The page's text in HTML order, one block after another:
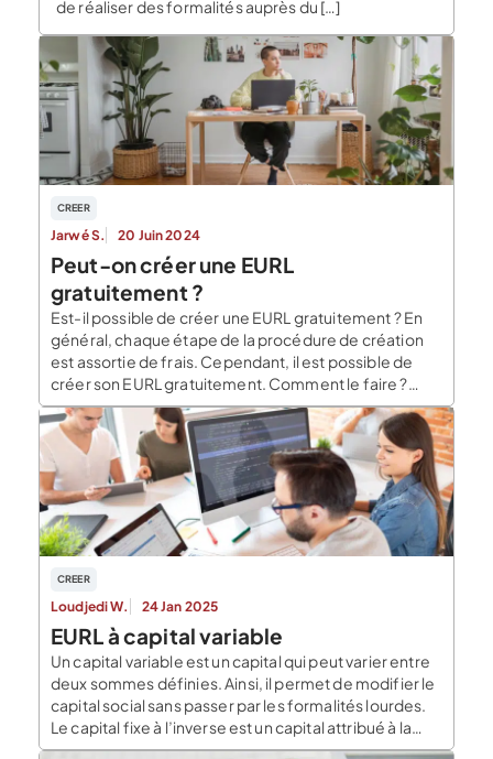
de réaliser des formalités auprès du […]
CREER
Jarwé S. 20 Juin 2024
Peut-on créer une EURL
gratuitement ?
Est-il possible de créer une EURL gratuitement ? En
général, chaque étape de la procédure de création
est assortie de frais. Cependant, il est possible de
créer son EURL gratuitement. Comment le faire ?
Combien coûte la rédaction des statuts d’une EURL?
Sont envisageables pour la rédaction de vos statuts
trois options qui présentent des […]
CREER
Loudjedi W. 24 Jan 2025
EURL à capital variable
Un capital variable est un capital qui peut varier entre
deux sommes définies. Ainsi, il permet de modifier le
capital social sans passer par les formalités lourdes.
Le capital fixe à l’inverse est un capital attribué à la
constitution de la société et qui n’évolue plus sauf